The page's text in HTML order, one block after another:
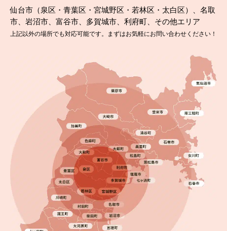
仙台市（泉区・青葉区・宮城野区・若林区・太白区）、名取
市、岩沼市、富谷市、多賀城市、利府町、その他エリア
上記以外の場所でも対応可能です。まずはお気軽にお問い合わせください！